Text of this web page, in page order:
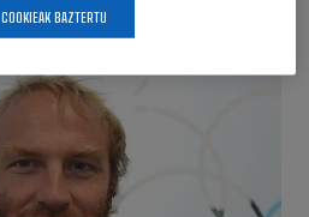
COOKIEAK BAZTERTU